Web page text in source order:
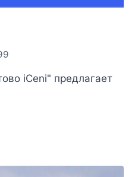
iCeni" предлагает